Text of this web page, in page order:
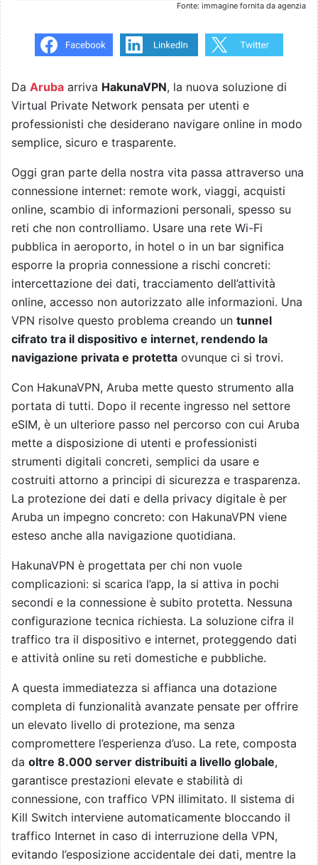
Fonte: immagine fornita da agenzia
Da Aruba arriva HakunaVPN, la nuova soluzione di
Virtual Private Network pensata per utenti e
professionisti che desiderano navigare online in modo
semplice, sicuro e trasparente.
Oggi gran parte della nostra vita passa attraverso una
connessione internet: remote work, viaggi, acquisti
online, scambio di informazioni personali, spesso su
reti che non controlliamo. Usare una rete Wi-Fi
pubblica in aeroporto, in hotel o in un bar significa
esporre la propria connessione a rischi concreti:
intercettazione dei dati, tracciamento dell’attività
online, accesso non autorizzato alle informazioni. Una
VPN risolve questo problema creando un tunnel
cifrato tra il dispositivo e internet, rendendo la
navigazione privata e protetta ovunque ci si trovi.
Con HakunaVPN, Aruba mette questo strumento alla
portata di tutti. Dopo il recente ingresso nel settore
eSIM, è un ulteriore passo nel percorso con cui Aruba
mette a disposizione di utenti e professionisti
strumenti digitali concreti, semplici da usare e
costruiti attorno a principi di sicurezza e trasparenza.
La protezione dei dati e della privacy digitale è per
Aruba un impegno concreto: con HakunaVPN viene
esteso anche alla navigazione quotidiana.
HakunaVPN è progettata per chi non vuole
complicazioni: si scarica l’app, la si attiva in pochi
secondi e la connessione è subito protetta. Nessuna
configurazione tecnica richiesta. La soluzione cifra il
traffico tra il dispositivo e internet, proteggendo dati
e attività online su reti domestiche e pubbliche.
A questa immediatezza si affianca una dotazione
completa di funzionalità avanzate pensate per offrire
un elevato livello di protezione, ma senza
compromettere l’esperienza d’uso. La rete, composta
da oltre 8.000 server distribuiti a livello globale,
garantisce prestazioni elevate e stabilità di
connessione, con traffico VPN illimitato. Il sistema di
Kill Switch interviene automaticamente bloccando il
traffico Internet in caso di interruzione della VPN,
evitando l’esposizione accidentale dei dati, mentre la